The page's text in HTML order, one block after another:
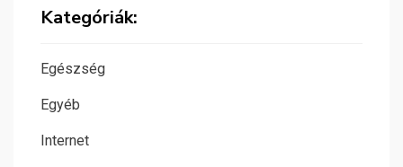
Kategóriák:
Egészség
Egyéb
Internet